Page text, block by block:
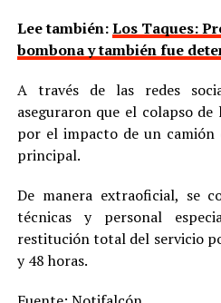
Lee también:Los Taques:
bombona y también fue
A través de las redes
aseguraron que el colapso
por el impacto de un
principal.
De manera extraoficial, se
técnicas y personal
restitución total del servicio
y 48 horas.